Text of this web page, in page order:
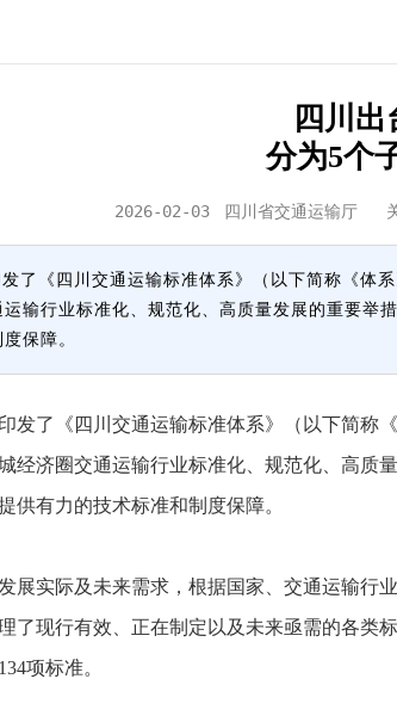
四川
分为5个
2026-02-03 四川省交通运输厅
了《四川交通运输标准体系》（以下简称《体
输行业标准化、规范化、高质量发展的重要
保障。
了《四川交通运输标准体系》（以下简称
经济圈交通运输行业标准化、规范化、高质
供有力的技术标准和制度保障。
实际及未来需求，根据国家、交通运输行
了现行有效、正在制定以及未来亟需的各
项标准。